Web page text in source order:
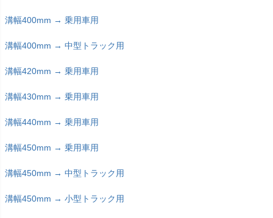
溝幅400mm → 乗用車用
溝幅400mm → 中型トラック用
溝幅420mm → 乗用車用
溝幅430mm → 乗用車用
溝幅440mm → 乗用車用
溝幅450mm → 乗用車用
溝幅450mm → 中型トラック用
溝幅450mm → 小型トラック用